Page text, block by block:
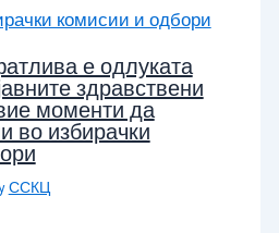
е одлуката
здравствени
моменти да
во избирачки
ССКЦ